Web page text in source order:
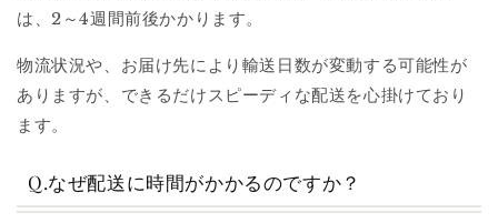
は、2～4週間前後かかります。
物流状況や、お届け先により輸送日数が変動する可能性が
ありますが、できるだけスピーディな配送を心掛けており
ます。
Q.なぜ配送に時間がかかるのですか？